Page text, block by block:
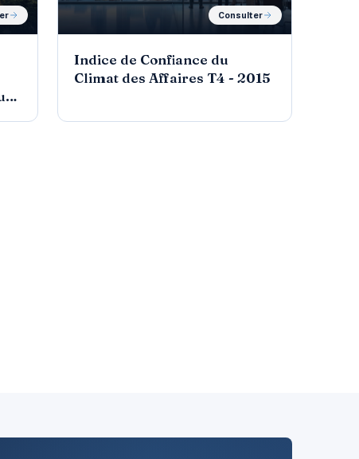
Consulter
Indice de Confiance du
Climat des Affaires T4 - 2015